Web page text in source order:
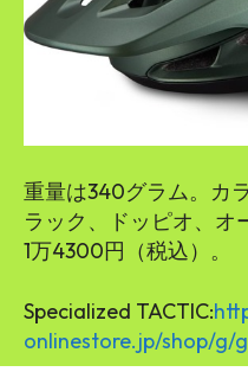
重量は340グラム。カ
ラック、ドッピオ、オ
1万4300円（税込）。
Specialized TACTIC:
onlinestore.jp/shop/g/